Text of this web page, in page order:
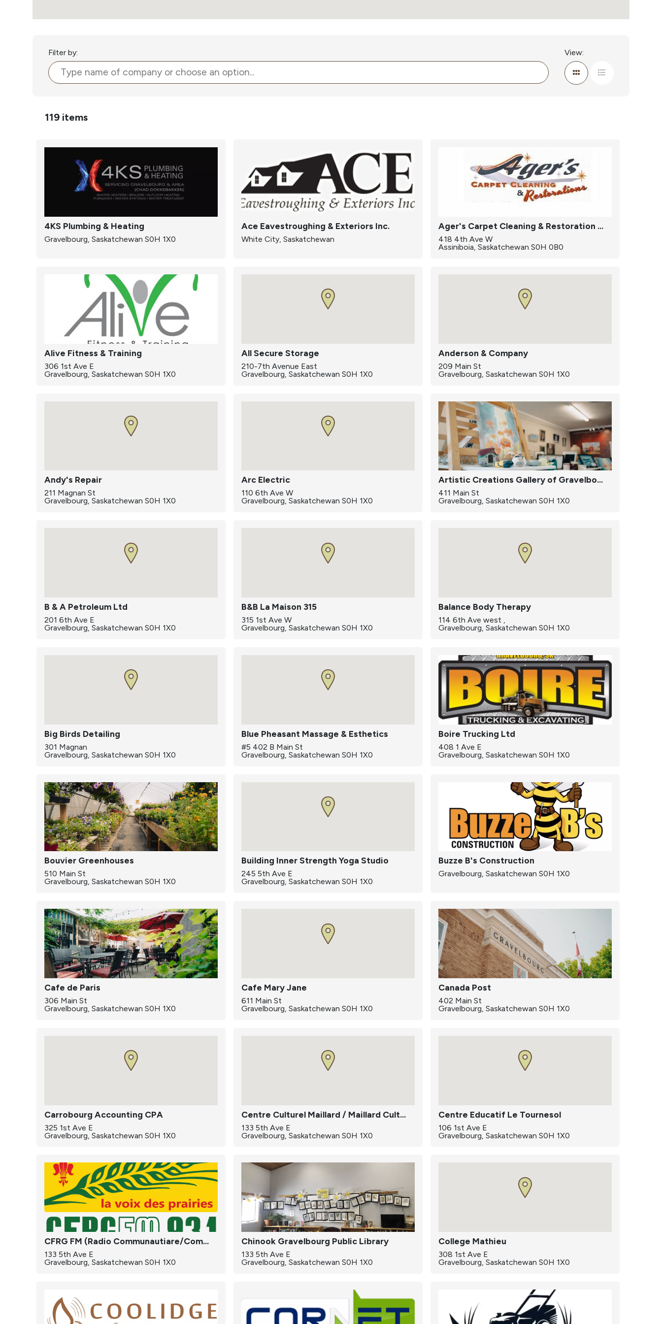
Maison Madonna
Filter by: View:
119 items
4KS Plumbing & Heating
Gravelbourg, Saskatchewan S0H 1X0
Ace Eavestroughing & Exteriors Inc.
White City, Saskatchewan
Ager's Carpet Cleaning & Restoration Ltd.
418 4th Ave W
Assiniboia, Saskatchewan S0H 0B0
Alive Fitness & Training
306 1st Ave E
Gravelbourg, Saskatchewan S0H 1X0
All Secure Storage
210-7th Avenue East
Gravelbourg, Saskatchewan S0H 1X0
Anderson & Company
209 Main St
Gravelbourg, Saskatchewan S0H 1X0
Andy's Repair
211 Magnan St
Gravelbourg, Saskatchewan S0H 1X0
Arc Electric
110 6th Ave W
Gravelbourg, Saskatchewan S0H 1X0
Artistic Creations Gallery of Gravelbourg
411 Main St
Gravelbourg, Saskatchewan S0H 1X0
B & A Petroleum Ltd
201 6th Ave E
Gravelbourg, Saskatchewan S0H 1X0
B&B La Maison 315
315 1st Ave W
Gravelbourg, Saskatchewan S0H 1X0
Balance Body Therapy
114 6th Ave west ,
Gravelbourg, Saskatchewan S0H 1X0
Big Birds Detailing
301 Magnan
Gravelbourg, Saskatchewan S0H 1X0
Blue Pheasant Massage & Esthetics
#5 402 B Main St
Gravelbourg, Saskatchewan S0H 1X0
Boire Trucking Ltd
408 1 Ave E
Gravelbourg, Saskatchewan S0H 1X0
Bouvier Greenhouses
510 Main St
Gravelbourg, Saskatchewan S0H 1X0
Building Inner Strength Yoga Studio
245 5th Ave E
Gravelbourg, Saskatchewan S0H 1X0
Buzze B's Construction
Gravelbourg, Saskatchewan S0H 1X0
Cafe de Paris
306 Main St
Gravelbourg, Saskatchewan S0H 1X0
Cafe Mary Jane
611 Main St
Gravelbourg, Saskatchewan S0H 1X0
Canada Post
402 Main St
Gravelbourg, Saskatchewan S0H 1X0
Carrobourg Accounting CPA
325 1st Ave E
Gravelbourg, Saskatchewan S0H 1X0
Centre Culturel Maillard / Maillard Cultural Centre
133 5th Ave E
Gravelbourg, Saskatchewan S0H 1X0
Centre Educatif Le Tournesol
106 1st Ave E
Gravelbourg, Saskatchewan S0H 1X0
CFRG FM (Radio Communautiare/Community Radio)
133 5th Ave E
Gravelbourg, Saskatchewan S0H 1X0
Chinook Gravelbourg Public Library
133 5th Ave E
Gravelbourg, Saskatchewan S0H 1X0
College Mathieu
308 1st Ave E
Gravelbourg, Saskatchewan S0H 1X0